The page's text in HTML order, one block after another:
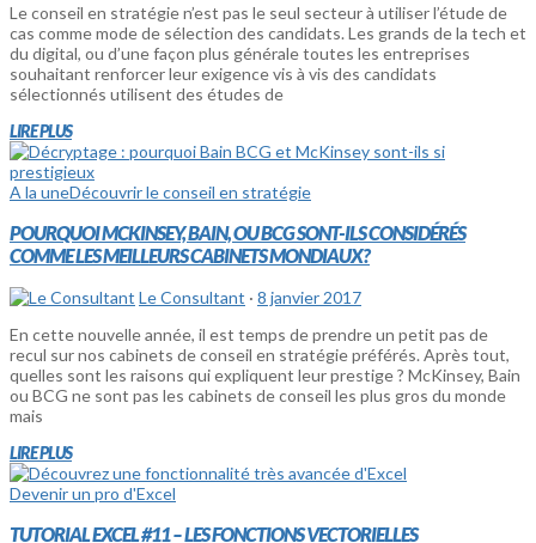
Le conseil en stratégie n’est pas le seul secteur à utiliser l’étude de
cas comme mode de sélection des candidats. Les grands de la tech et
du digital, ou d’une façon plus générale toutes les entreprises
souhaitant renforcer leur exigence vis à vis des candidats
sélectionnés utilisent des études de
LIRE PLUS
A la uneDécouvrir le conseil en stratégie
POURQUOI MCKINSEY, BAIN, OU BCG SONT-ILS CONSIDÉRÉS
COMME LES MEILLEURS CABINETS MONDIAUX?
Le Consultant · 8 janvier 2017
En cette nouvelle année, il est temps de prendre un petit pas de
recul sur nos cabinets de conseil en stratégie préférés. Après tout,
quelles sont les raisons qui expliquent leur prestige ? McKinsey, Bain
ou BCG ne sont pas les cabinets de conseil les plus gros du monde
mais
LIRE PLUS
Devenir un pro d'Excel
TUTORIAL EXCEL #11 – LES FONCTIONS VECTORIELLES